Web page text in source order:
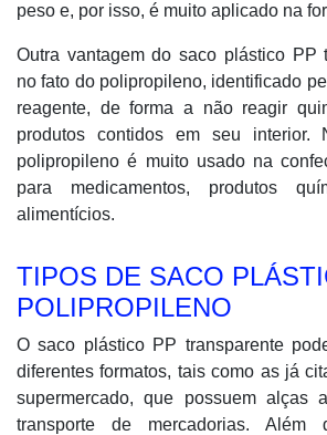
peso e, por isso, é muito aplicado na
Outra vantagem do saco plástico PP
no fato do polipropileno, identificado
reagente, de forma a não reagir
produtos contidos em seu interior.
polipropileno é muito usado na
para medicamentos, produtos
alimentícios.
TIPOS DE SACO
POLIPROPILENO
O saco plástico PP transparente
diferentes formatos, tais como as já
supermercado, que possuem alças
transporte de mercadorias. Além